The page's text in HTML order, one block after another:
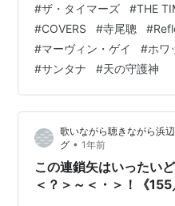
バム」を5枚挙げたいと思
イバリット・アルバム』タ
#ザ・タイマーズ #THE
#COVERS #寺尾聰 #
#マーヴィン・ゲイ #ホワ
#サンタナ #天の守護神
歌いながら聴きながら浜
グ • 1年前
この連鎖矢はいったい
＜？＞～＜・＞！《